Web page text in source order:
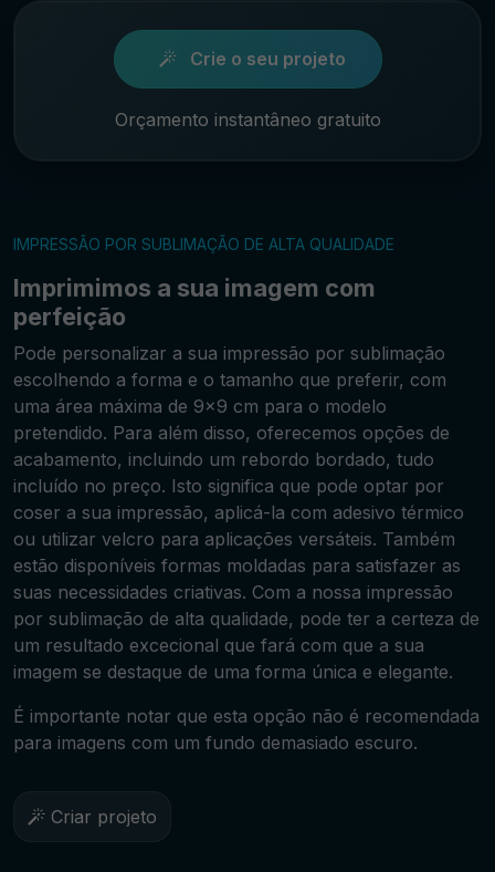
Crie o seu projeto
Orçamento instantâneo gratuito
IMPRESSÃO POR SUBLIMAÇÃO DE ALTA QUALIDADE
Imprimimos a sua imagem com
perfeição
Pode personalizar a sua impressão por sublimação
escolhendo a forma e o tamanho que preferir, com
uma área máxima de 9x9 cm para o modelo
pretendido. Para além disso, oferecemos opções de
acabamento, incluindo um rebordo bordado, tudo
incluído no preço. Isto significa que pode optar por
coser a sua impressão, aplicá-la com adesivo térmico
ou utilizar velcro para aplicações versáteis. Também
estão disponíveis formas moldadas para satisfazer as
suas necessidades criativas. Com a nossa impressão
por sublimação de alta qualidade, pode ter a certeza de
um resultado excecional que fará com que a sua
imagem se destaque de uma forma única e elegante.
É importante notar que esta opção não é recomendada
para imagens com um fundo demasiado escuro.
Criar projeto